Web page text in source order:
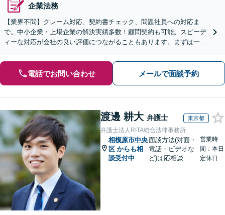
企業法務
【業界不問】クレーム対応、契約書チェック、問題社員への対応ま
で。中小企業・上場企業の解決実績多数！顧問契約も可能。スピーデ
ィーな対応が会社の良い評価につながることもあります。まずは一度
電話でお問い合わせ メールで面談予約
渡邊 耕大 弁護士 東京都
弁護士法人RITA総合法律事務所
相模原市中央
区 からも相
談受付中
面談方法(対面・
電話・ビデオな
ど)は応相談
営業時
間：本日
定休日